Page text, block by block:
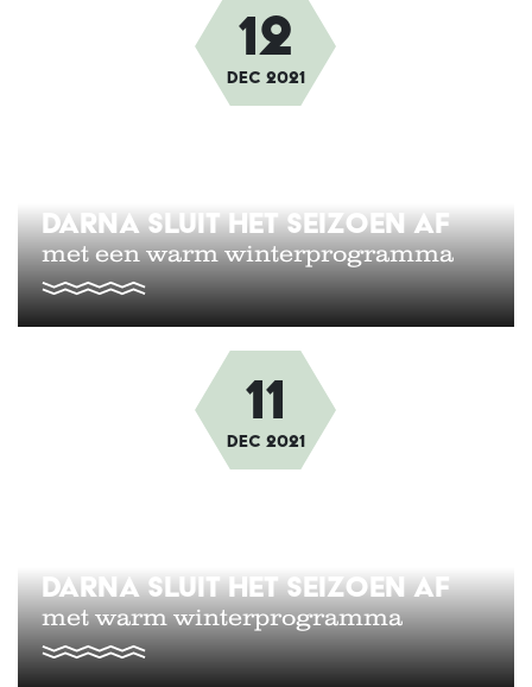
12
dec 2021
DARNA SLUIT HET SEIZOEN AF
met een warm winterprogramma
11
dec 2021
DARNA SLUIT HET SEIZOEN AF
met warm winterprogramma